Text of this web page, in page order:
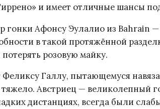
и имеет отличные шансы
гонки Афонсу Эулалио из Bahrain
в такой протяжённой
потерять розовую майку.
Феликсу Галлу, пытающемуся
Австриец — великолепный
дистанциях, всегда были